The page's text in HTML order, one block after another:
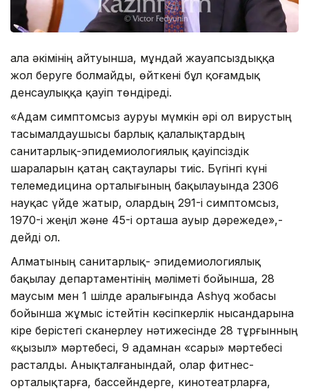
Қала әкімінің айтуынша, мұндай жауапсыздыққа
жол беруге болмайды, өйткені бұл қоғамдық
денсаулыққа қауіп төндіреді.
«Адам симптомсыз ауруы мүмкін әрі ол вирустың
тасымалдаушысы барлық қалалықтардың
санитарлық-эпидемиологиялық қауіпсіздік
шараларын қатаң сақтаулары тиіс. Бүгінгі күні
телемедицина орталығының бақылауында 2306
науқас үйде жатыр, олардың 291-і симптомсыз,
1970-і жеңіл және 45-і орташа ауыр дәрежеде»,-
дейді ол.
Алматының санитарлық- эпидемиологиялық
бақылау департаментінің мәліметі бойынша, 28
маусым мен 1 шілде аралығында Ashyq жобасы
бойынша жұмыс істейтін кәсіпкерлік нысандарына
кіре берістегі сканерлеу нәтижесінде 28 тұрғынның
«қызыл» мәртебесі, 9 адамнан «сары» мәртебесі
расталды. Анықталғанындай, олар фитнес-
орталықтарға, бассейндерге, кинотеатрларға,